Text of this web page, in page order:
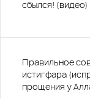
сбылся! (видео)
Правильное
истигфара
прощения у